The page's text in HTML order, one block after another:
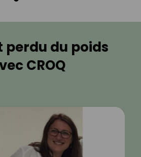
perdu du poids
CROQ